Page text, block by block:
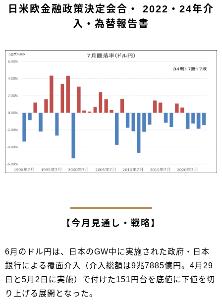
日米欧金融政策決定会合・ 2022・24年介
入・為替報告書
【今月見通し・戦略】
6月のドル円は、日本のGW中に実施された政府・日本
銀行による覆面介入（介入総額は9兆7885億円。4月29
日と5月2日に実施）で付けた151円台を底値に下値を切
り上げる展開となった。